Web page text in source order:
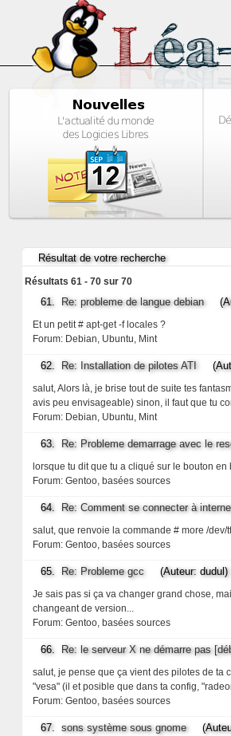
Résultat de votre recherche
Résultats 61 - 70 sur 70
61. Re: probleme de langue debian
Et un petit # apt-get -f locales ?
Forum: Debian, Ubuntu, Mint
62. Re: Installation de pilotes ATI
salut, Alors là, je brise tout de suite tes
avis peu envisageable) sinon, il faut que tu
Forum: Debian, Ubuntu, Mint
63. Re: Probleme demarrage avec le
lorsque tu dit que tu a cliqué sur le bouton
Forum: Gentoo, basées sources
64. Re: Comment se connecter à
salut, que renvoie la commande # more /dev/
Forum: Gentoo, basées sources
65. Re: Probleme gcc(Auteur: dudul)
Je sais pas si ça va changer grand chose,
changeant de version...
Forum: Gentoo, basées sources
66. Re: le serveur X ne démarre pas
salut, je pense que ça vient des pilotes de ta
"vesa" (il et posible que dans ta config,
Forum: Gentoo, basées sources
67. sons système sous gnome